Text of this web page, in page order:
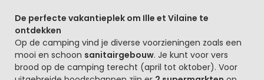
De perfecte vakantieplek om Ille et Vilaine te
ontdekken
Op de camping vind je diverse voorzieningen zoals een
mooi en schoon sanitairgebouw. Je kunt voor vers
brood op de camping terecht (april tot oktober). Voor